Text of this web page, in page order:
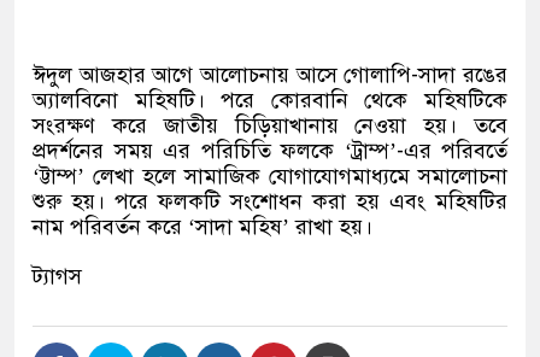
ঈদুল আজহার আগে আলোচনায় আসে গোলাপি-সাদা রঙের
অ্যালবিনো মহিষটি। পরে কোরবানি থেকে মহিষটিকে
সংরক্ষণ করে জাতীয় চিড়িয়াখানায় নেওয়া হয়। তবে
প্রদর্শনের সময় এর পরিচিতি ফলকে ‘ট্রাম্প’-এর পরিবর্তে
‘ট্টাম্প’ লেখা হলে সামাজিক যোগাযোগমাধ্যমে সমালোচনা
শুরু হয়। পরে ফলকটি সংশোধন করা হয় এবং মহিষটির
নাম পরিবর্তন করে ‘সাদা মহিষ’ রাখা হয়।
ট্যাগস